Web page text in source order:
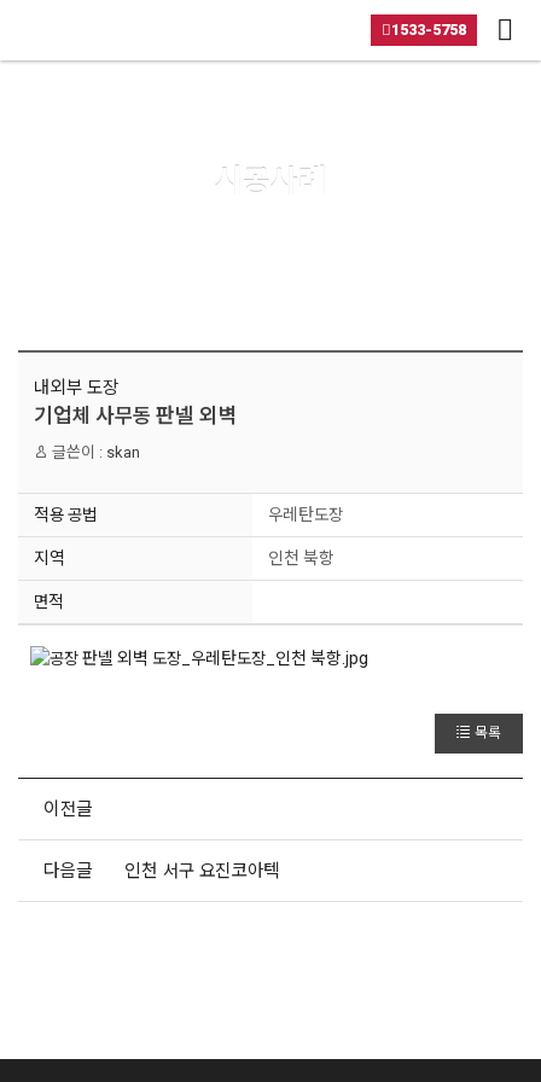
1533-5758
시공사례
내외부 도장
기업체 사무동 판넬 외벽
글쓴이 : skan
적용 공법 우레탄도장
지역 인천 북항
면적
목록
이전글
다음글 인천 서구 요진코아텍